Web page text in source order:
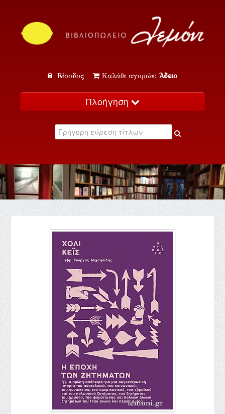
Είσοδος Καλάθι αγορών: Άδειο
Πλοήγηση
Κατάλογος
Εκδηλώσεις
Επικοινωνία